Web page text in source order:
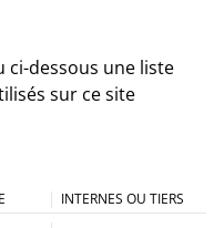
ci-dessous une liste
sur ce site
INTERNES OU TIERS